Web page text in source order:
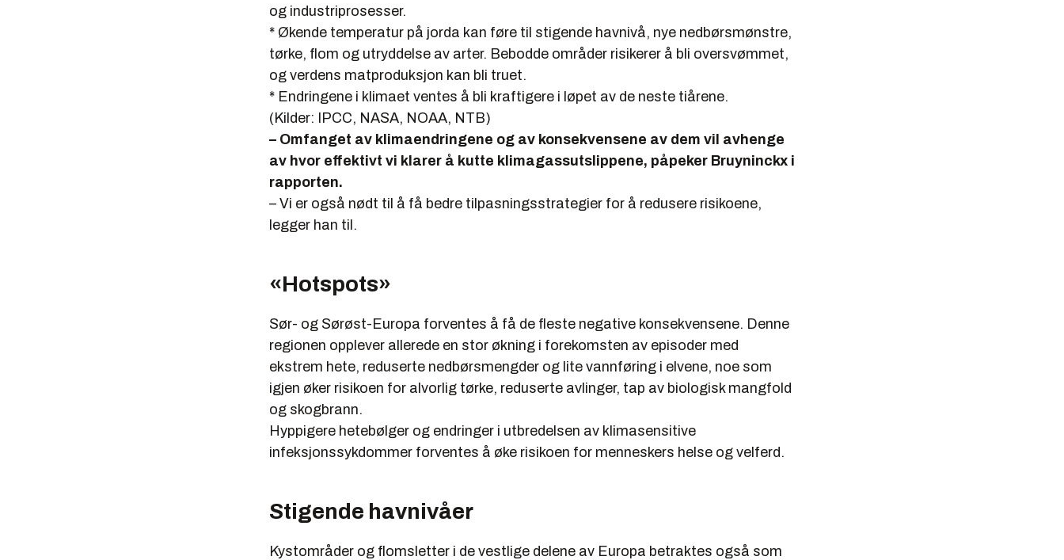
og industriprosesser.
* Økende temperatur på jorda kan føre til stigende havnivå, nye nedbørsmønstre,
tørke, flom og utryddelse av arter. Bebodde områder risikerer å bli oversvømmet,
og verdens matproduksjon kan bli truet.
* Endringene i klimaet ventes å bli kraftigere i løpet av de neste tiårene.
(Kilder: IPCC, NASA, NOAA, NTB)
– Omfanget av klimaendringene og av konsekvensene av dem vil avhenge
av hvor effektivt vi klarer å kutte klimagassutslippene, påpeker Bruyninckx i
rapporten.
– Vi er også nødt til å få bedre tilpasningsstrategier for å redusere risikoene,
legger han til.
«Hotspots»
Sør- og Sørøst-Europa forventes å få de fleste negative konsekvensene. Denne
regionen opplever allerede en stor økning i forekomsten av episoder med
ekstrem hete, reduserte nedbørsmengder og lite vannføring i elvene, noe som
igjen øker risikoen for alvorlig tørke, reduserte avlinger, tap av biologisk mangfold
og skogbrann.
Hyppigere hetebølger og endringer i utbredelsen av klimasensitive
infeksjonssykdommer forventes å øke risikoen for menneskers helse og velferd.
Stigende havnivåer
Kystområder og flomsletter i de vestlige delene av Europa betraktes også som